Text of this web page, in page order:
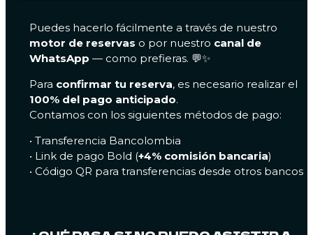
Puedes hacerlo fácilmente a través de nuestro
motor de reservas o por nuestro canal de
WhatsApp — como prefieras. 💬✨
Para confirmar tu reserva, es necesario realizar el
100% del pago anticipado.
Contamos con los siguientes métodos de pago:
• Transferencia Bancolombia
• Link de pago Bold (+4% comisión bancaria)
• Código QR para transferencias desde otros bancos